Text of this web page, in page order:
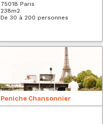
75018 Paris
238m2
De 30 à 200 personnes
Peniche Chansonnier